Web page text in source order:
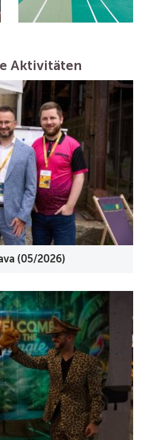
Aktivitäten
(05/2026)